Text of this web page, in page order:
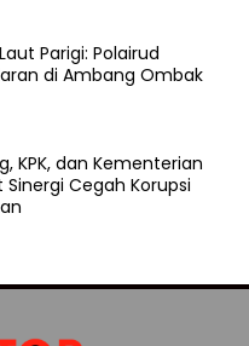
Parigi: Polairud
di Ambang Ombak
KPK, dan Kementerian
Sinergi Cegah Korupsi